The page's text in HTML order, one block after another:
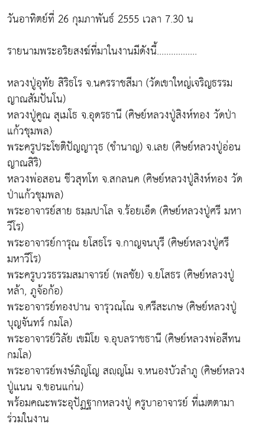
วันอาทิตย์ที่ 26 กุมภาพันธ์ 2555 เวลา 7.30 น
รายนามพระอริยสงฆ์ที่มาในงานมีดังนี้.................
หลวงปู่อุทัย สิริธโร จ.นครราชสีมา (วัดเขาใหญ่เจริญธรรม
ญาณสัมปันโน)
หลวงปู่คูณ สุเมโธ จ.อุดรธานี (ศิษย์หลวงปู่สิงห์ทอง วัดป่า
แก้วชุมพล)
พระครูประโชติปัญญาวุธ (ชำนาญ) จ.เลย (ศิษย์หลวงปู่อ่อน
ญาณสิริ)
หลวงพ่อสอน ชีวสุทโท จ.สกลนค (ศิษย์หลวงปู่สิงห์ทอง วัด
ป่าแก้วชุมพล)
พระอาจารย์สาย ธมฺมปาโล จ.ร้อยเอ็ด (ศิษย์หลวงปู่ศรี มหา
วีโร)
พระอาจารย์การุณ ยโสธโร จ.กาญจนบุรี (ศิษย์หลวงปู่ศรี
มหาวีโร)
พระครูบวรธรรมสมาจารย์ (พลชัย) จ.ยโสธร (ศิษย์หลวงปู่
หล้า, ภูจ้อก้อ)
พระอาจารย์ทองปาน จารุวณฺโณ จ.ศรีสะเกษ (ศิษย์หลวงปู่
บุญจันทร์ กมโล)
พระอาจารย์วิลัย เขมิโย จ.อุบลราชธานี (ศิษย์หลวงพ่อสีทน
กมโล)
พระอาจารย์พงษ์ภิญโญ สญฺญโม จ.หนองบัวลำภู (ศิษย์หลวง
ปู่แนน จ.ขอนแก่น)
พร้อมคณะพระอุปัฏฐากหลวงปู่ ครูบาอาจารย์ ที่เมตตามา
ร่วมในงาน